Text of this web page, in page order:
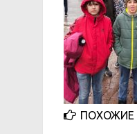
ПОХОЖИЕ